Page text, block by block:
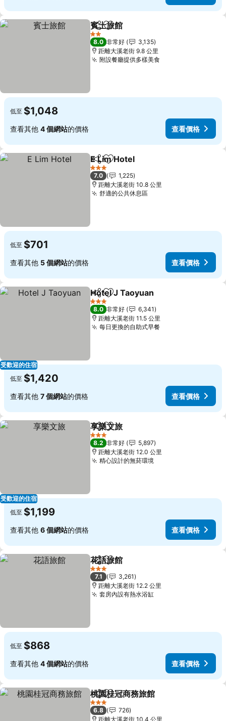
分享 加入我的最愛
賓士旅館
2 星級
8.0 非常好
3,135
距離大溪老街 9.8 公里
附設餐廳提供多樣美食查看價格
低至 $1,048
查看其他 4 個網站的價格 查看價格
分享 加入我的最愛
E Lim Hotel
3 星級
7.0
1,225
距離大溪老街 10.8 公里
舒適的公共休息區查看價格
低至 $701
查看其他 5 個網站的價格 查看價格
受歡迎的住宿
分享 加入我的最愛
Hotel J Taoyuan
3 星級
8.0 非常好
6,341
距離大溪老街 11.5 公里
每日更換的自助式早餐查看價格
低至 $1,420
查看其他 7 個網站的價格 查看價格
受歡迎的住宿
分享 加入我的最愛
享樂文旅
3 星級
8.2 非常好
5,897
距離大溪老街 12.0 公里
精心設計的無菸環境查看價格
低至 $1,199
查看其他 6 個網站的價格 查看價格
分享 加入我的最愛
花語旅館
3 星級
7.1
3,261
距離大溪老街 12.2 公里
套房內設有熱水浴缸查看價格
低至 $868
查看其他 4 個網站的價格 查看價格
分享 加入我的最愛
桃園桂冠商務旅館
3 星級
6.8
726
距離大溪老街 10.4 公里